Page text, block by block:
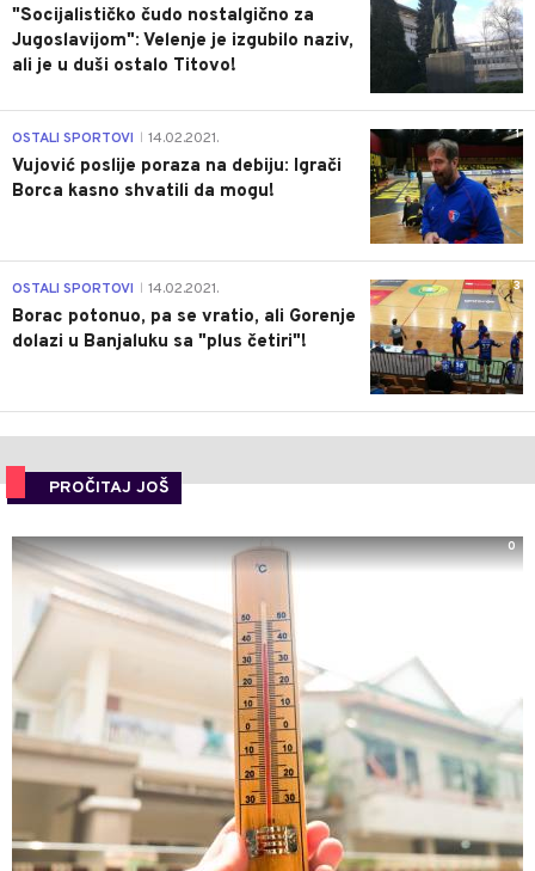
"Socijalističko čudo nostalgično za
Jugoslavijom": Velenje je izgubilo naziv,
ali je u duši ostalo Titovo!
1
OSTALI SPORTOVI 14.02.2021.
Vujović poslije poraza na debiju: Igrači
Borca kasno shvatili da mogu!
3
OSTALI SPORTOVI 14.02.2021.
Borac potonuo, pa se vratio, ali Gorenje
dolazi u Banjaluku sa "plus četiri"!
PROČITAJ JOŠ
0